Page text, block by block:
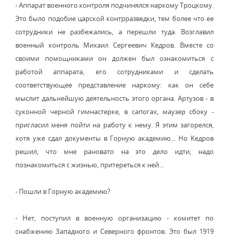
- Аппарат военного контроля подчинялся наркому Троцкому.
Это было подобие царской контрразведки, тем более что ее
сотрудники не разбежались, а перешли туда. Возглавил
военный контроль Михаил Сергеевич Кедров. Вместе со
своими помощниками он должен был ознакомиться с
работой аппарата, его сотрудниками и сделать
соответствующее представление наркому: как он себе
мыслит дальнейшую деятельность этого органа. Артузов - в
суконной черной гимнастерке, в сапогах, маузер сбоку -
пригласил меня пойти на работу к нему. Я этим загорелся,
хотя уже сдал документы в Горную академию... Но Кедров
решил, что мне рановато на это дело идти, надо
познакомиться с жизнью, притереться к ней...
- Пошли в Горную академию?
- Нет, поступил в военную организацию - комитет по
снабжению Западного и Северного фронтов. Это был 1919